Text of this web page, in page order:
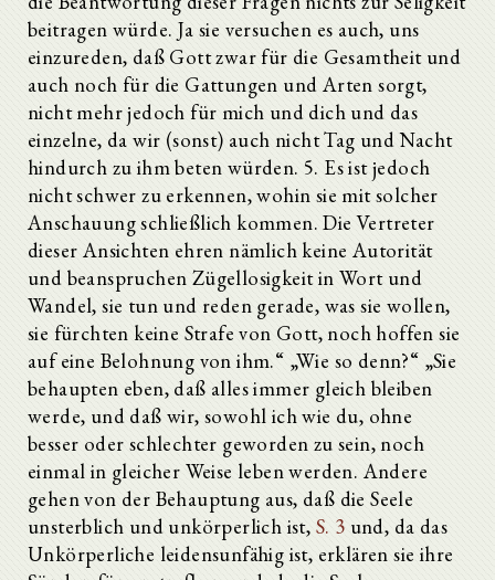
beitragen würde. Ja sie versuchen es auch, uns
einzureden, daß Gott zwar für die Gesamtheit und
auch noch für die Gattungen und Arten sorgt,
nicht mehr jedoch für mich und dich und das
einzelne, da wir (sonst) auch nicht Tag und Nacht
hindurch zu ihm beten würden. 5. Es ist jedoch
nicht schwer zu erkennen, wohin sie mit solcher
Anschauung schließlich kommen. Die Vertreter
dieser Ansichten ehren nämlich keine Autorität
und beanspruchen Zügellosigkeit in Wort und
Wandel, sie tun und reden gerade, was sie wollen,
sie fürchten keine Strafe von Gott, noch hoffen sie
auf eine Belohnung von ihm.“ „Wie so denn?“ „Sie
behaupten eben, daß alles immer gleich bleiben
werde, und daß wir, sowohl ich wie du, ohne
besser oder schlechter geworden zu sein, noch
einmal in gleicher Weise leben werden. Andere
gehen von der Behauptung aus, daß die Seele
unsterblich und unkörperlich ist, S. 3 und, da das
Unkörperliche leidensunfähig ist, erklären sie ihre